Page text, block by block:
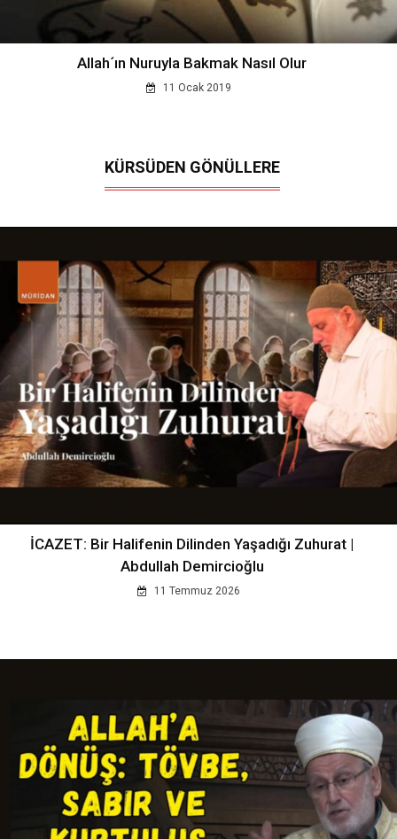
Allah´ın Nuruyla Bakmak Nasıl Olur
11 Ocak 2019
KÜRSÜDEN GÖNÜLLERE
İCAZET: Bir Halifenin Dilinden Yaşadığı Zuhurat |
Abdullah Demircioğlu
11 Temmuz 2026